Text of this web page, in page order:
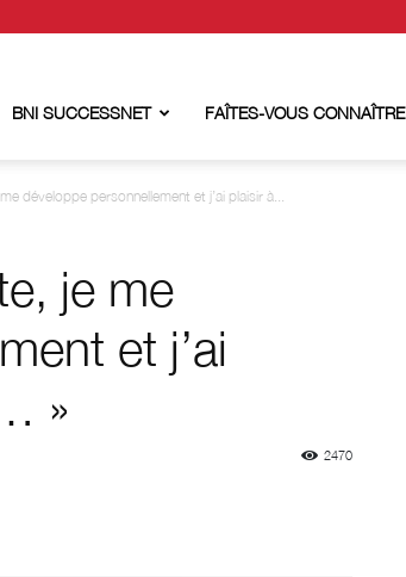
BNI SUCCESSNET FAÎTES-VOUS CONNAÎTRE
développe personnellement et j’ai plaisir à...
je me
et j’ai
»
2470